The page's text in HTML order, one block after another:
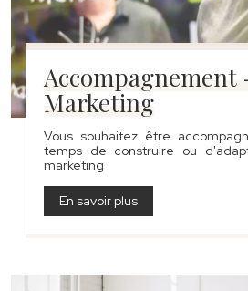
Accompagnement
Marketing
Vous souhaitez être
temps de construire ou
marketing
En savoir plus